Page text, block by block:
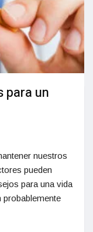
para un
nuestros
pueden
para una vida